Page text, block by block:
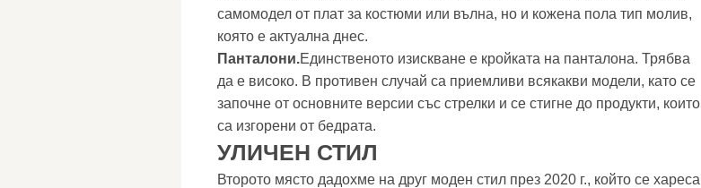
самомодел от плат за костюми или вълна, но и кожена пола тип молив,
която е актуална днес.
Панталони.Единственото изискване е кройката на панталона. Трябва
да е високо. В противен случай са приемливи всякакви модели, като се
започне от основните версии със стрелки и се стигне до продукти, които
са изгорени от бедрата.
УЛИЧЕН СТИЛ
Второто място дадохме на друг моден стил през 2020 г., който се хареса